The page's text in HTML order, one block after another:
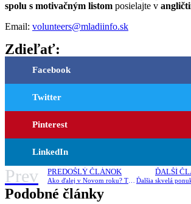
spolu s motivačným listom posielajte v
Email: volunteers@mladiinfo.sk
Zdieľať:
Facebook
Twitter
Pinterest
LinkedIn
Prev PREDOŠLÝ ČLÁNOK ĎALŠÍ
Podobné články